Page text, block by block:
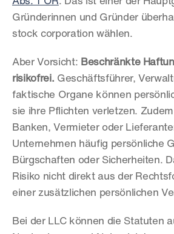
Gründerinnen und Gründer
stock corporation wählen.
Aber Vorsicht: Beschränkte
risikofrei. Geschäftsführer,
faktische Organe können
sie ihre Pflichten verletzen.
Banken, Vermieter oder
Unternehmen häufig persönliche
Bürgschaften oder Sicherheiten.
Risiko nicht direkt aus der
einer zusätzlichen persönlichen
Bei der LLC können die Statuten